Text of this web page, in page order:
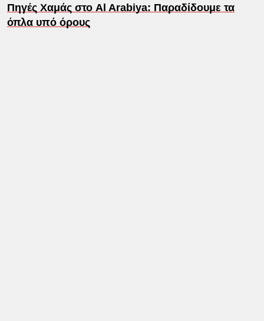
Πηγές Χαμάς στο Al Arabiya: Παραδίδουμε τα
όπλα υπό όρους